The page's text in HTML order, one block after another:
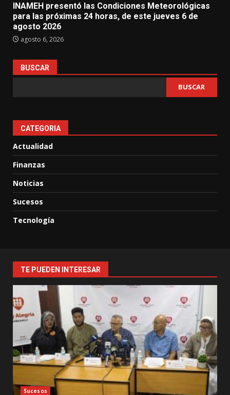
INAMEH presentó las Condiciones Meteorológicas
para las próximas 24 horas, de este jueves 6 de
agosto 2026
agosto 6, 2026
BUSCAR
BUSCAR
CATEGORIA
Actualidad
Finanzas
Noticias
Sucesos
Tecnología
TE PUEDEN INTERESAR
Sucesos